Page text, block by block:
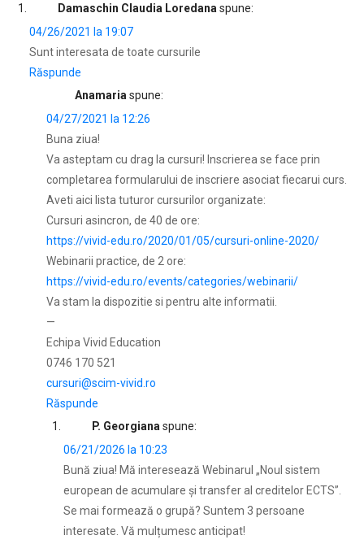
Damaschin Claudia Loredana spune:
04/26/2021 la 19:07
Sunt interesata de toate cursurile
Răspunde
Anamaria spune:
04/27/2021 la 12:26
Buna ziua!
Va asteptam cu drag la cursuri! Inscrierea se face prin
completarea formularului de inscriere asociat fiecarui curs.
Aveti aici lista tuturor cursurilor organizate:
Cursuri asincron, de 40 de ore:
https://vivid-edu.ro/2020/01/05/cursuri-online-2020/
Webinarii practice, de 2 ore:
https://vivid-edu.ro/events/categories/webinarii/
Va stam la dispozitie si pentru alte informatii.
—
Echipa Vivid Education
0746 170 521
cursuri@scim-vivid.ro
Răspunde
P. Georgiana spune:
06/21/2026 la 10:23
Bună ziua! Mă interesează Webinarul „Noul sistem
european de acumulare și transfer al creditelor ECTS”.
Se mai formează o grupă? Suntem 3 persoane
interesate. Vă mulțumesc anticipat!